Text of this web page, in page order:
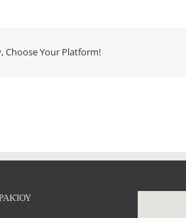
Choose Your Platform!